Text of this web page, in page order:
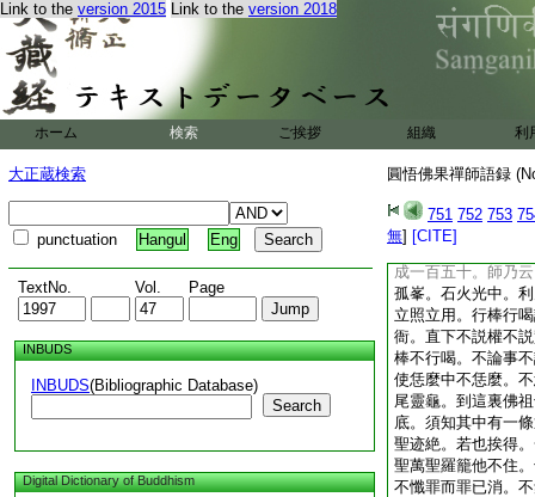
Link to the version 2015 Link to the version 2018
ホーム 検索 ご挨拶 組織 利
大正蔵検索
punctuation Hangul Eng
TextNo. Vol. Page
INBUDS
INBUDS(Bibliographic Database)
Search
Digital Dictionary of Buddhism
圓悟佛果禪師語録
751 752 753
無] [CITE]
轉物一句作麼生道
水。下座
小參。僧問。春風
裏。無位眞人不可
則獨據千峯上。全
裏。汝又入深村。
還知麼。僧云知。
臨濟道無位眞人是
師云。未得衲僧一
師云。只爲他頂門
一回新。一度用來
成一百五十。師乃
孤峯。石火光中。
立照立用。行棒行
衙。直下不説權不
棒不行喝。不論事
使恁麼中不恁麼。
尾靈龜。到這裏佛
底。須知其中有一
聖迹絶。若也挨得
聖萬聖羅籠他不住
不懺罪而罪已消。